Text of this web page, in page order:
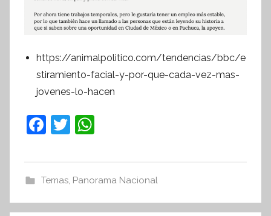
https://animalpolitico.com/tendencias/bbc/e
stiramiento-facial-y-por-que-cada-vez-mas-
jovenes-lo-hacen
F
e
b
T
er s
A
Temas, Panorama Nacional